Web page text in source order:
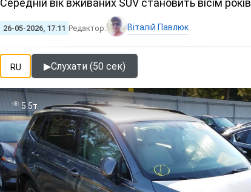
Середній вік вживаних SUV становить вісім років
26-05-2026, 17:11 Редактор: Віталій Павлюк
RU ▶Слухати (50 сек)
5.5т